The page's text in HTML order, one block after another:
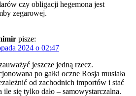
czy obligacji hegemona jest
zegarowej.
pisze:
2024 o 02:47
jeszcze jedną rzecz.
po gałki oczne Rosja musiała
od zachodnich importów i stać
ile się tylko dało – samowystarczalna.